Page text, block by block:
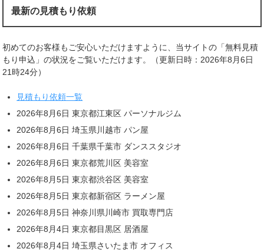
最新の見積もり依頼
初めてのお客様もご安心いただけますように、当サイトの「無料見積
もり申込」の状況をご覧いただけます。（更新日時：2026年8月6日
21時24分）
見積もり依頼一覧
2026年8月6日 東京都江東区 パーソナルジム
2026年8月6日 埼玉県川越市 パン屋
2026年8月6日 千葉県千葉市 ダンススタジオ
2026年8月6日 東京都荒川区 美容室
2026年8月5日 東京都渋谷区 美容室
2026年8月5日 東京都新宿区 ラーメン屋
2026年8月5日 神奈川県川崎市 買取専門店
2026年8月4日 東京都目黒区 居酒屋
2026年8月4日 埼玉県さいたま市 オフィス